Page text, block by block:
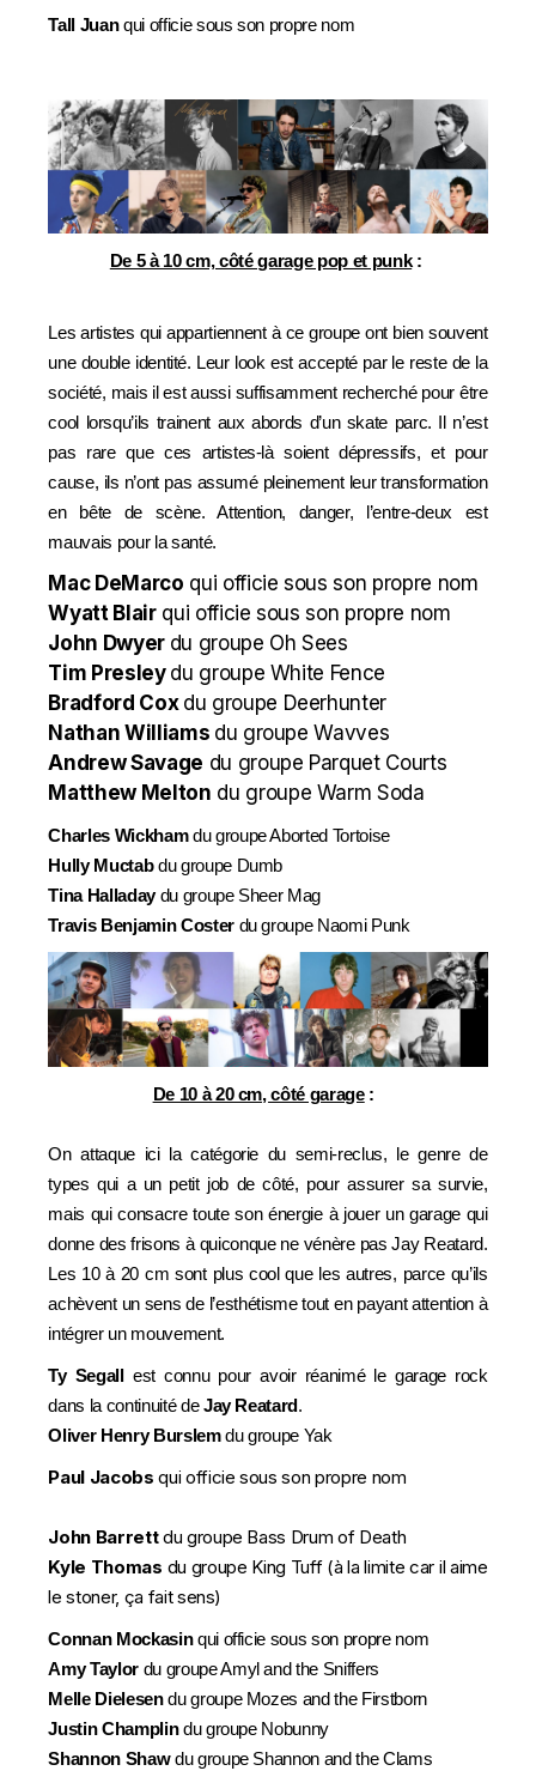
Tall Juanqui officie sous son propre nom
De 5 à 10 cm, côté garage pop et punk:
Les artistes qui appartiennent à ce groupe ont bien souvent
une double identité. Leur look est accepté par le reste de la
société, mais il est aussi suffisamment recherché pour être
cool lorsqu’ils trainent aux abords d’un skate parc. Il n’est
pas rare que ces artistes-là soient dépressifs, et pour
cause, ils n’ont pas assumé pleinement leur transformation
en bête de scène. Attention, danger, l’entre-deux est
mauvais pour la santé.
Mac DeMarco qui officie sous son propre nom
Wyatt Blairqui officie sous son propre nom
John Dwyer du groupe Oh Sees
Tim Presley du groupe White Fence
Bradford Cox du groupe Deerhunter
Nathan Williams du groupe Wavves
Andrew Savage du groupe Parquet Courts
Matthew Melton du groupe Warm Soda
Charles Wickham du groupe Aborted Tortoise
Hully Muctab du groupe Dumb
Tina Halladay du groupe Sheer Mag
Travis Benjamin Costerdu groupe Naomi Punk
De 10 à 20 cm, côté garage:
On attaque ici la catégorie du semi-reclus, le genre de
types qui a un petit job de côté, pour assurer sa survie,
mais qui consacre toute son énergie à jouer un garage qui
donne des frisons à quiconque ne vénère pas Jay Reatard.
Les 10 à 20 cm sont plus cool que les autres, parce qu’ils
achèvent un sens de l’esthétisme tout en payant attention à
intégrer un mouvement.
Ty Segall est connu pour avoir réanimé le garage rock
dans la continuité deJay Reatard.
Oliver Henry Burslemdu groupe Yak
Paul Jacobs qui officie sous son propre nom
John Barrettdu groupe Bass Drum of Death
Kyle Thomas du groupe King Tuff (à la limite car il aime
le stoner, ça fait sens)
Connan Mockasinqui officie sous son propre nom
Amy Taylordu groupe Amyl and the Sniffers
Melle Dielesendu groupe Mozes and the Firstborn
Justin Champlindu groupe Nobunny
Shannon Shawdu groupe Shannon and the Clams